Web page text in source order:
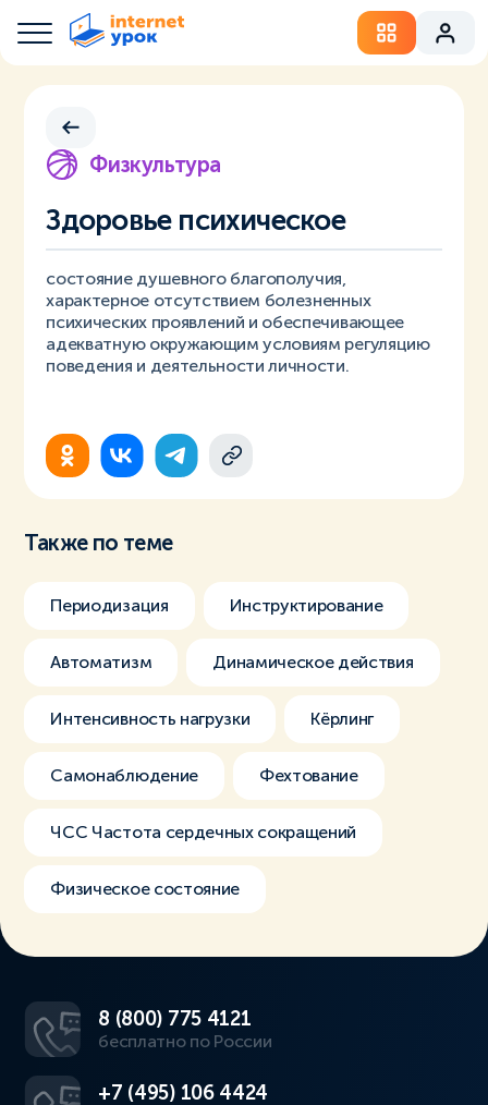
Физкультура
Здоровье психическое
состояние душевного благополучия,
характерное отсутствием болезненных
психических проявлений и обеспечивающее
адекватную окружающим условиям регуляцию
поведения и деятельности личности.
Также по теме
Периодизация Инструктирование
Автоматизм Динамическое действия
Интенсивность нагрузки Кёрлинг
Самонаблюдение Фехтование
ЧСС Частота сердечных сокращений
Физическое состояние
8 (800) 775 4121
бесплатно по России
+7 (495) 106 4424